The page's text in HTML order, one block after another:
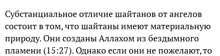
Субстанциальное отличие шайтанов от ангелов
состоит в том, что шайтаны имеют материальную
природу. Они созданы Аллахом из бездымного
пламени (15:27). Однако если они не пожелают, то